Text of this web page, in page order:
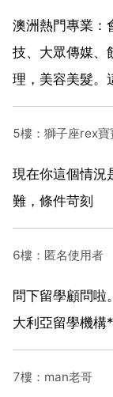
澳洲熱門專業：
技、大眾傳媒、
理，美容美髮。
5樓：獅子座rex寶
現在你這個情況
難，條件苛刻
6樓：匿名使用者
問下留學顧問啦
大利亞留學機
7樓：man老哥